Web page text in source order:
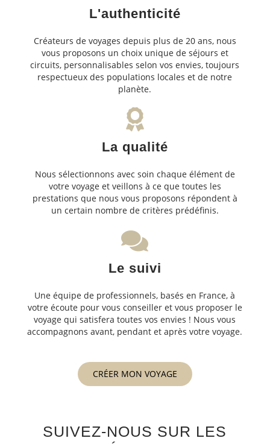
L'authenticité
Créateurs de voyages depuis plus de 20 ans, nous
vous proposons un choix unique de séjours et
circuits, personnalisables selon vos envies, toujours
respectueux des populations locales et de notre
planète.
La qualité
Nous sélectionnons avec soin chaque élément de
votre voyage et veillons à ce que toutes les
prestations que nous vous proposons répondent à
un certain nombre de critères prédéfinis.
Le suivi
Une équipe de professionnels, basés en France, à
votre écoute pour vous conseiller et vous proposer le
voyage qui satisfera toutes vos envies ! Nous vous
accompagnons avant, pendant et après votre voyage.
CRÉER MON VOYAGE
SUIVEZ-NOUS SUR LES